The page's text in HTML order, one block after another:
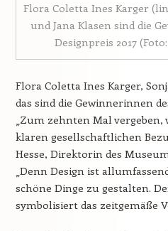
Flora Coletta Ines Karger
und Jana Klasen sind die
Designpreis 2017
Flora Coletta Ines Karger,
das sind die Gewinnerinnen
„Zum zehnten Mal
klaren gesellschaftlichen
Hesse, Direktorin des
„Denn Design ist
schöne Dinge zu gestalten.
symbolisiert das zeitgemäße